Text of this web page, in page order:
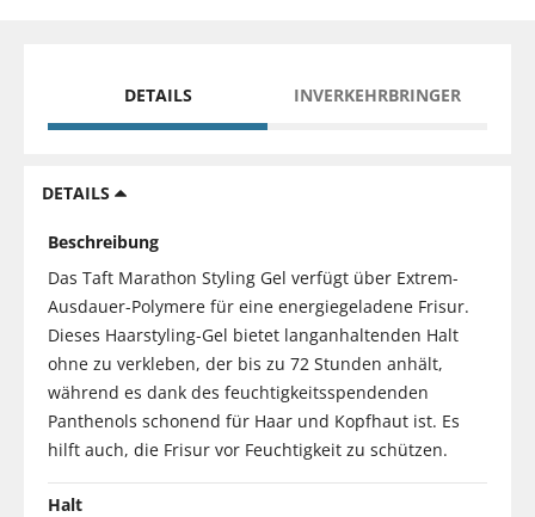
DETAILS INVERKEHRBRINGER
DETAILS
Beschreibung
Das Taft Marathon Styling Gel verfügt über Extrem-
Ausdauer-Polymere für eine energiegeladene Frisur.
Dieses Haarstyling-Gel bietet langanhaltenden Halt
ohne zu verkleben, der bis zu 72 Stunden anhält,
während es dank des feuchtigkeitsspendenden
Panthenols schonend für Haar und Kopfhaut ist. Es
hilft auch, die Frisur vor Feuchtigkeit zu schützen.
Halt